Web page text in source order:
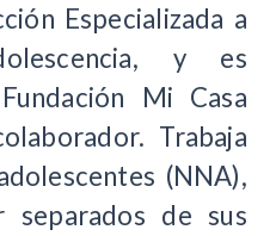
Especializada a
y es
Mi Casa
Trabaja
(NNA),
separados de sus